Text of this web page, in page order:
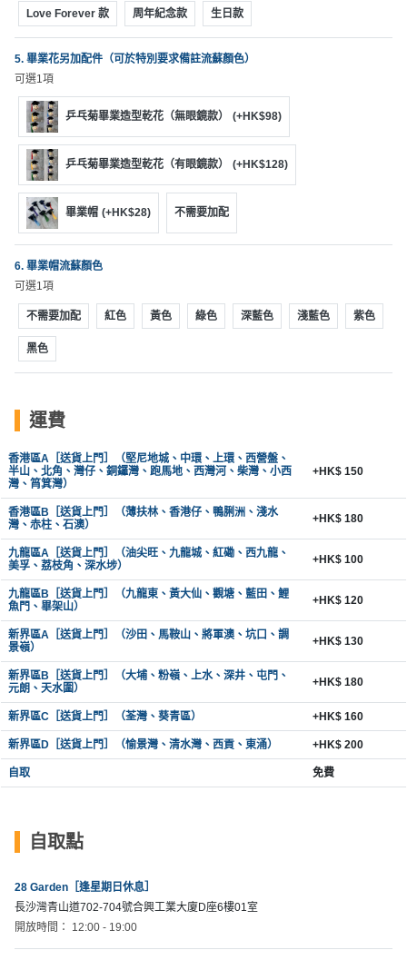
玩
樂
體
驗
手
作
工
作
坊
戶
外
玩
樂
遊
艇
租
Love Forever 款 周年紀念款 生日款
5. 畢業花另加配件（可於特別要求備註流蘇顏色）
可選1項
乒乓菊畢業造型乾花（無眼鏡款） (+HK$98)
乒乓菊畢業造型乾花（有眼鏡款） (+HK$128)
畢業帽 (+HK$28) 不需要加配
6. 畢業帽流蘇顏色
可選1項
不需要加配 紅色 黃色 綠色 深藍色 淺藍色 紫色
黑色
運費
香港區A［送貨上門］（堅尼地城、中環、上環、西營盤、
半山、北角、灣仔、銅鑼灣、跑馬地、西灣河、柴灣、小西
灣、筲箕灣）
+HK$ 150
香港區B［送貨上門］（薄扶林、香港仔、鴨脷洲、淺水
灣、赤柱、石澳）
+HK$ 180
九龍區A［送貨上門］（油尖旺、九龍城、紅磡、西九龍、
美孚、荔枝角、深水埗）
+HK$ 100
九龍區B［送貨上門］（九龍東、黃大仙、觀塘、藍田、鯉
魚門、畢架山）
+HK$ 120
新界區A［送貨上門］（沙田、馬鞍山、將軍澳、坑口、調
景嶺）
+HK$ 130
新界區B［送貨上門］（大埔、粉嶺、上水、深井、屯門、
元朗、天水圍）
+HK$ 180
新界區C［送貨上門］（荃灣、葵青區） +HK$ 160
新界區D［送貨上門］（愉景灣、清水灣、西貢、東涌） +HK$ 200
自取 免費
自取點
28 Garden［逢星期日休息］
長沙灣青山道702-704號合興工業大廈D座6樓01室
開放時間： 12:00 - 19:00